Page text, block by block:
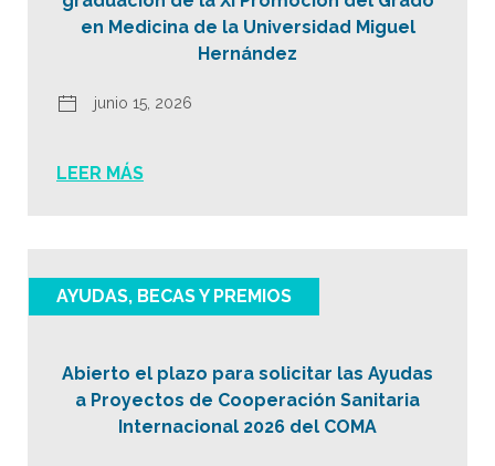
en Medicina de la Universidad Miguel
Hernández
junio 15, 2026
LEER MÁS
AYUDAS, BECAS Y PREMIOS
Abierto el plazo para solicitar las Ayudas
a Proyectos de Cooperación Sanitaria
Internacional 2026 del COMA